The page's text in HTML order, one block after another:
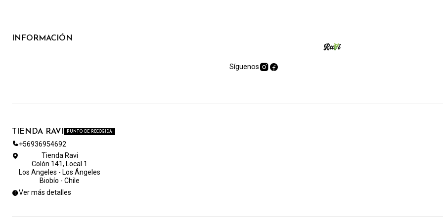
INFORMACIÓN
Síguenos
TIENDA RAVI PUNTO DE RECOGIDA
+56936954692
Tienda Ravi
Colón 141, Local 1
Los Angeles - Los Ángeles
Biobío - Chile
Ver más detalles